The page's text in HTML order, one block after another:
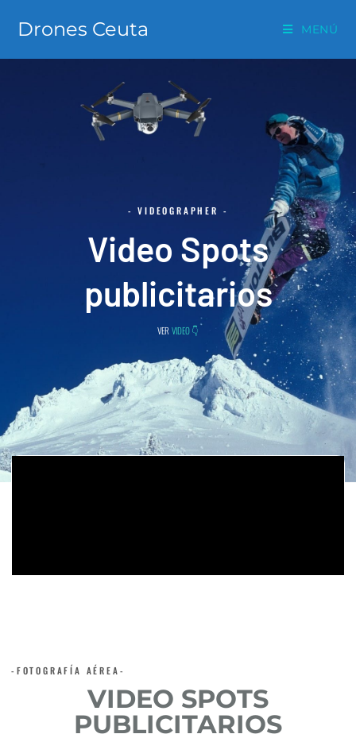
Drones Ceuta MENÚ
- VIDEOGRAPHER -
Video Spots
publicitarios
VER VIDEO 👇
-FOTOGRAFÍA AÉREA-
VIDEO SPOTS
PUBLICITARIOS